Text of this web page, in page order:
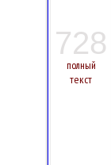
728
полный
текст